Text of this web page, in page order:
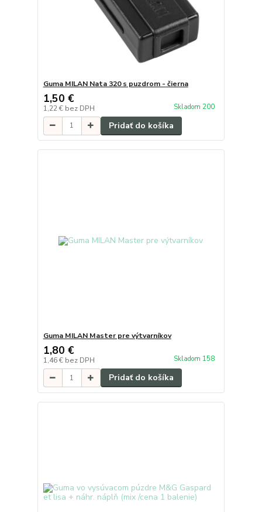
Guma MILAN Nata 320 s puzdrom - čierna
1,50 €
1,22 € bez DPH Skladom 200
Pridať do košíka
Guma MILAN Master pre výtvarníkov
1,80 €
1,46 € bez DPH Skladom 158
Pridať do košíka